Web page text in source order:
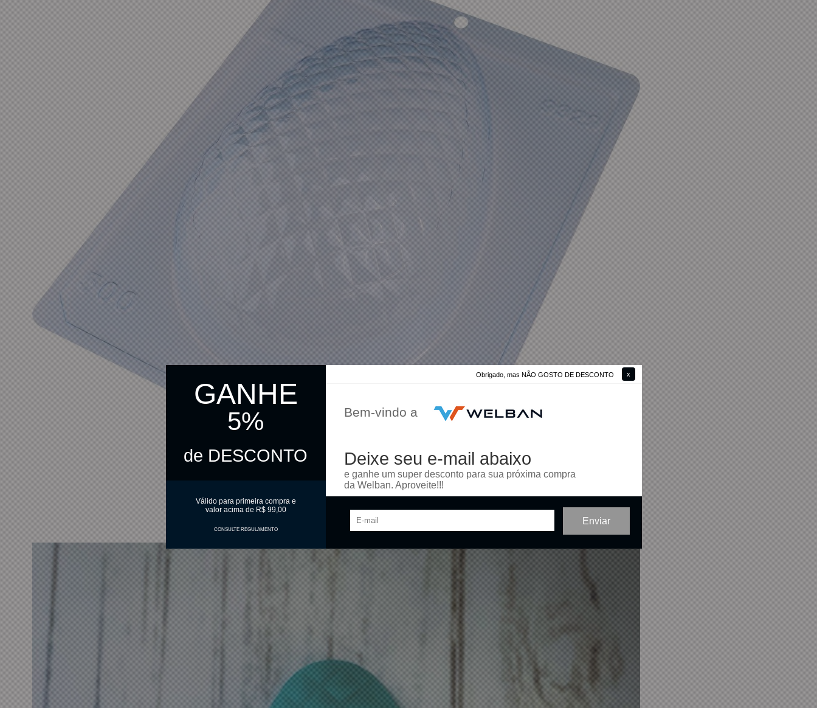
Obrigado, mas NÃO GOSTO DE DESCONTO
GANHE
5%
de DESCONTO
Válido para primeira compra e
valor acima de R$ 99,00
CONSULTE REGULAMENTO
Bem-vindo a
Deixe seu e-mail abaixo
e ganhe um super desconto para sua próxima compra
da Welban. Aproveite!!!